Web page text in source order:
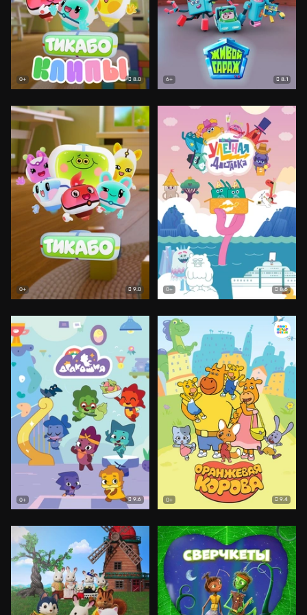
0+ 8.0 6+ 8.1
0+ 9.0 0+ 8.6
0+ 9.6 0+ 9.4